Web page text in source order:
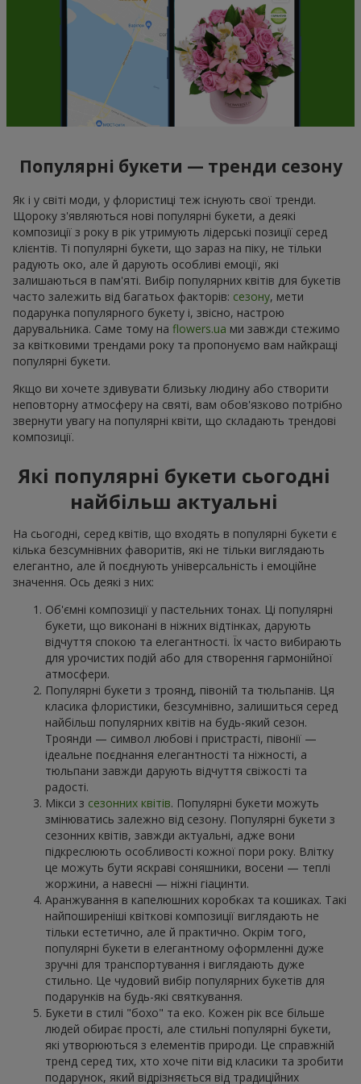
Популярні букети — тренди сезону
Як і у світі моди, у флористиці теж існують свої тренди.
Щороку з'являються нові популярні букети, а деякі
композиції з року в рік утримують лідерські позиції серед
клієнтів. Ті популярні букети, що зараз на піку, не тільки
радують око, але й дарують особливі емоції, які
залишаються в пам'яті. Вибір популярних квітів для букетів
часто залежить від багатьох факторів: сезону, мети
подарунка популярного букету і, звісно, настрою
дарувальника. Саме тому на flowers.ua ми завжди стежимо
за квітковими трендами року та пропонуємо вам найкращі
популярні букети.
Якщо ви хочете здивувати близьку людину або створити
неповторну атмосферу на святі, вам обов'язково потрібно
звернути увагу на популярні квіти, що складають трендові
композиції.
Які популярні букети сьогодні
найбільш актуальні
На сьогодні, серед квітів, що входять в популярні букети є
кілька безсумнівних фаворитів, які не тільки виглядають
елегантно, але й поєднують універсальність і емоційне
значення. Ось деякі з них:
Об'ємні композиції у пастельних тонах. Ці популярні
букети, що виконані в ніжних відтінках, дарують
відчуття спокою та елегантності. Їх часто вибирають
для урочистих подій або для створення гармонійної
атмосфери.
Популярні букети з троянд, півоній та тюльпанів. Ця
класика флористики, безсумнівно, залишиться серед
найбільш популярних квітів на будь-який сезон.
Троянди — символ любові і пристрасті, півонії —
ідеальне поєднання елегантності та ніжності, а
тюльпани завжди дарують відчуття свіжості та
радості.
Мікси з сезонних квітів. Популярні букети можуть
змінюватись залежно від сезону. Популярні букети з
сезонних квітів, завжди актуальні, адже вони
підкреслюють особливості кожної пори року. Влітку
це можуть бути яскраві соняшники, восени — теплі
жоржини, а навесні — ніжні гіацинти.
Аранжування в капелюшних коробках та кошиках. Такі
найпоширеніші квіткові композиції виглядають не
тільки естетично, але й практично. Окрім того,
популярні букети в елегантному оформленні дуже
зручні для транспортування і виглядають дуже
стильно. Це чудовий вибір популярних букетів для
подарунків на будь-які святкування.
Букети в стилі "бохо" та еко. Кожен рік все більше
людей обирає прості, але стильні популярні букети,
які утворюються з елементів природи. Це справжній
тренд серед тих, хто хоче піти від класики та зробити
подарунок, який відрізняється від традиційних